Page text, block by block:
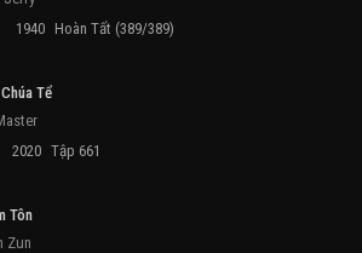
1940 Hoàn Tất (389/389)
Tể
2020 Tập 661
Tôn
Zun